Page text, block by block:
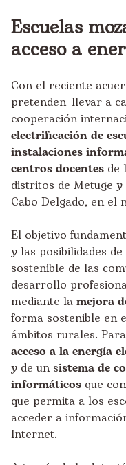
Escuelas
acceso a
Con el reciente
pretenden llevar a
cooperación
electrificación de
instalaciones
centros docentes de
distritos de Metuge
Cabo Delgado, en el
El objetivo
y las posibilidades
sostenible de las
desarrollo
mediante la mejora
forma sostenible en
ámbitos rurales.
acceso a la energía
y de un sistema de
informáticos que
que permita a los
acceder a
Internet.